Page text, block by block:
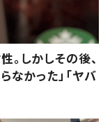
。しかしその後、
かった」「ヤバ